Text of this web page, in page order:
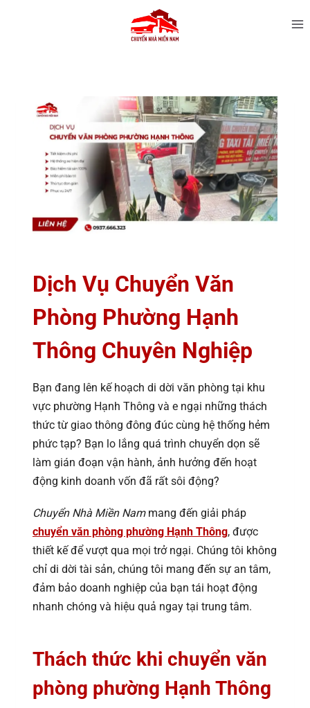
Dịch Vụ Chuyển Văn
Phòng Phường Hạnh
Thông Chuyên Nghiệp
Bạn đang lên kế hoạch di dời văn phòng tại khu
vực phường Hạnh Thông và e ngại những thách
thức từ giao thông đông đúc cùng hệ thống hẻm
phức tạp? Bạn lo lắng quá trình chuyển dọn sẽ
làm gián đoạn vận hành, ảnh hưởng đến hoạt
động kinh doanh vốn đã rất sôi động?
Chuyển Nhà Miền Nammang đến giải pháp
chuyển văn phòng phường Hạnh Thông, được
thiết kế để vượt qua mọi trở ngại. Chúng tôi không
chỉ di dời tài sản, chúng tôi mang đến sự an tâm,
đảm bảo doanh nghiệp của bạn tái hoạt động
nhanh chóng và hiệu quả ngay tại trung tâm.
Thách thức khi chuyển văn
phòng phường Hạnh Thông